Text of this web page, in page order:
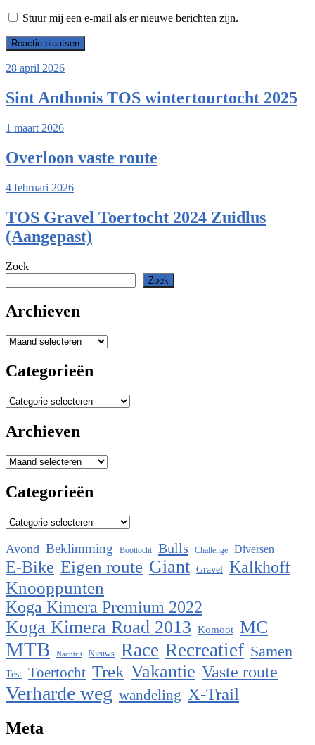
Stuur mij een e-mail als er nieuwe berichten zijn.
28 april 2026
Sint Anthonis TOS wintertourtocht 2025
1 maart 2026
Overloon vaste route
4 februari 2026
TOS Gravel Toertocht 2024 Zuidlus
(Aangepast)
Zoek
Zoek
Archieven
Archieven
Categorieën
Categorieën
Archieven
Archieven
Categorieën
Categorieën
Avond Beklimming Boottocht Bulls Challenge Diversen
E-Bike Eigen route Giant Gravel Kalkhoff
Knooppunten
Koga Kimera Premium 2022
Koga Kimera Road 2013 Komoot MC
MTB Nachtrit Nieuws Race Recreatief Samen
Test Toertocht Trek Vakantie Vaste route
Verharde weg wandeling X-Trail
Meta